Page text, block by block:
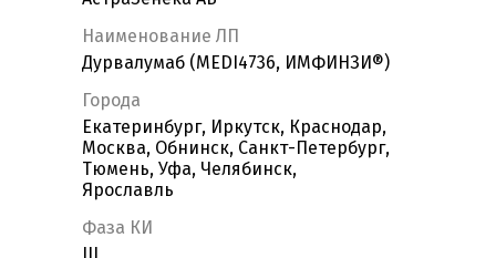
Наименование ЛП
Дурвалумаб (MEDI4736, ИМФИНЗИ®)
Города
Екатеринбург, Иркутск, Краснодар,
Москва, Обнинск, Санкт-Петербург,
Тюмень, Уфа, Челябинск,
Ярославль
Фаза КИ